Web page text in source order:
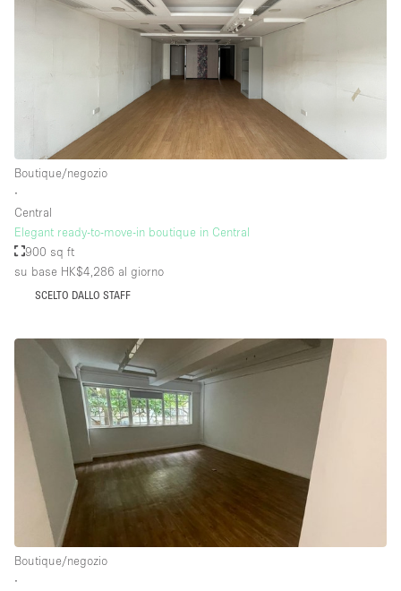
Boutique/negozio
∙
Central
Elegant ready-to-move-in boutique in Central
900 sq ft
su base HK$4,286 al giorno
SCELTO DALLO STAFF
Boutique/negozio
∙